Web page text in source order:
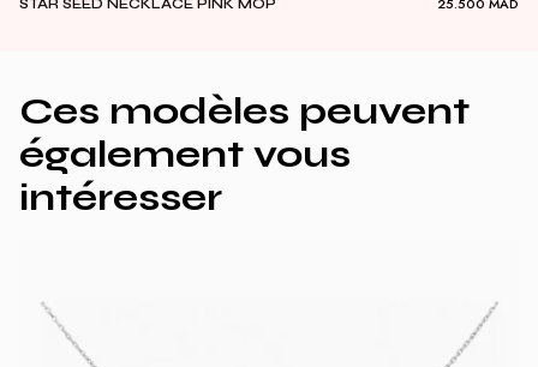
STAR SEED NECKLACE PINK MOP
Ces modèles peuvent
également vous
intéresser